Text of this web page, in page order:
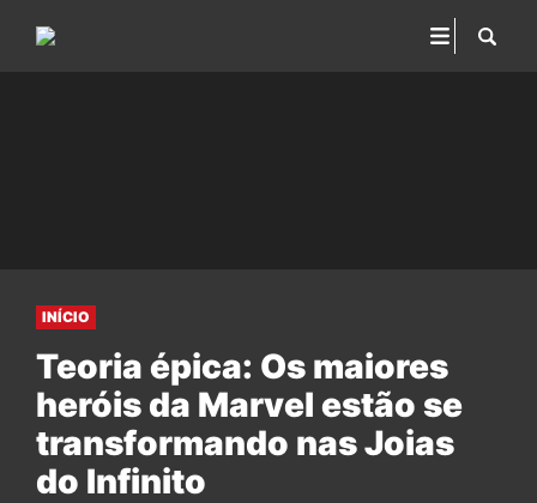
INÍCIO
Teoria épica: Os maiores
heróis da Marvel estão se
transformando nas Joias
do Infinito